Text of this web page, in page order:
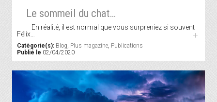
Le sommeil du chat…
En réalité, il est normal que vous surpreniez si souvent
Félix…
+
Catégorie(s): Blog, Plus magazine, Publications
Publié le 02/04/2020